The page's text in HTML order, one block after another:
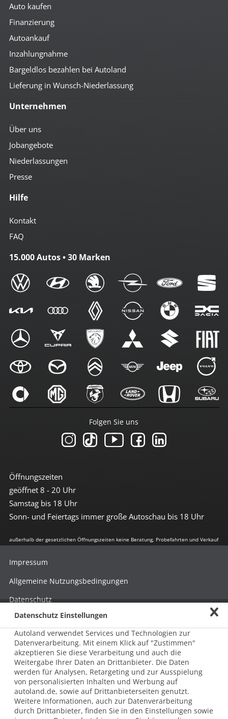
Auto kaufen
Finanzierung
Autoankauf
Inzahlungnahme
Bargeldlos bezahlen bei Autoland
Lieferung in Wunsch-Niederlassung
Unternehmen
Über uns
Jobangebote
Niederlassungen
Presse
Hilfe
Kontakt
FAQ
15.000 Autos • 30 Marken
Öffnungszeiten
geöffnet 8 - 20 Uhr
Samstag bis 18 Uhr
Sonn- und Feiertags immer große Autoschau bis 18 Uhr
Folgen Sie uns
außerhalb der gesetzlichen Öffnungszeiten keine Beratung, Probefahrten und Verkauf
© 2026 AUTOLAND 24 SE & Co. Betriebs KG
Werner-von-Siemens-Str. 2, 06796 Brehna, Deutschland
Impressum
Allgemeine Nutzungsbedingungen
Datenschutz
Hinweisgebersystem nach HinSchG
Beschwerde nach LkSG
Grundsatzerklärung zum LkSG
Datenschutz Einstellungen
Autoland verwendet Services und Technologien zur
Datenverarbeitung. Mit einem Klick auf "Zustimmen"
akzeptieren Sie diese Verarbeitung und auch die
Weitergabe Ihrer Daten an Drittanbieter. Die Daten
werden für Analysen, Retargeting und zur Ausspielung
von personalisierten Inhalten und Werbung auf
autoland.de, sowie auf Drittanbieterseiten genutzt.
Weitere Informationen, auch zur Datenverarbeitung
durch Drittanbieter, finden Sie in den Einstellungen sowie